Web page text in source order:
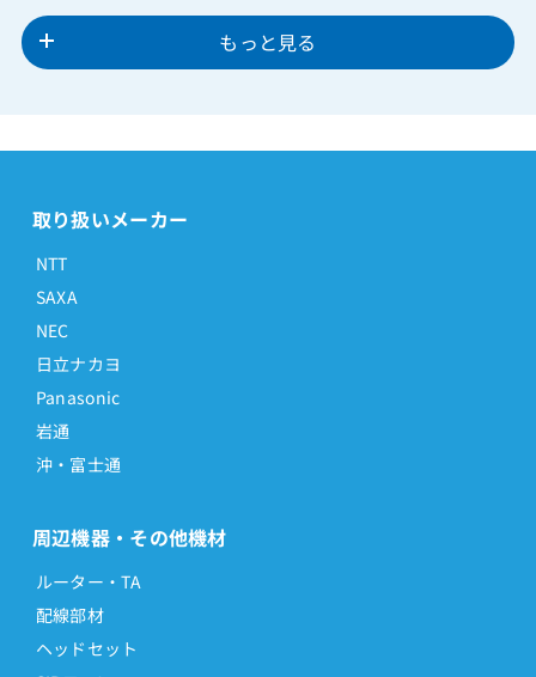
もっと見る
取り扱いメーカー
NTT
SAXA
NEC
日立ナカヨ
Panasonic
岩通
沖・富士通
周辺機器・その他機材
ルーター・TA
配線部材
ヘッドセット